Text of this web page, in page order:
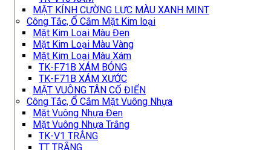
MẶT KÍNH CƯỜNG LỰC MÀU XANH MINT
Công Tắc, Ổ Cắm Mặt Kim loại
Mặt Kim Loại Màu Đen
Mặt Kim Loại Màu Vàng
Mặt Kim Loại Màu Xám
TK-F71B XÁM BÓNG
TK-F71B XÁM XƯỚC
MẶT VUÔNG TÂN CỔ ĐIỂN
Công Tắc, Ổ Cắm Mặt Vuông Nhựa
Mặt Vuông Nhựa Đen
Mặt Vuông Nhựa Trắng
TK-V1 TRẮNG
TT TRẮNG